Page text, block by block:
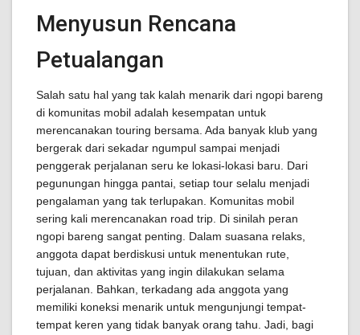
Menyusun Rencana
Petualangan
Salah satu hal yang tak kalah menarik dari ngopi bareng
di komunitas mobil adalah kesempatan untuk
merencanakan touring bersama. Ada banyak klub yang
bergerak dari sekadar ngumpul sampai menjadi
penggerak perjalanan seru ke lokasi-lokasi baru. Dari
pegunungan hingga pantai, setiap tour selalu menjadi
pengalaman yang tak terlupakan. Komunitas mobil
sering kali merencanakan road trip. Di sinilah peran
ngopi bareng sangat penting. Dalam suasana relaks,
anggota dapat berdiskusi untuk menentukan rute,
tujuan, dan aktivitas yang ingin dilakukan selama
perjalanan. Bahkan, terkadang ada anggota yang
memiliki koneksi menarik untuk mengunjungi tempat-
tempat keren yang tidak banyak orang tahu. Jadi, bagi